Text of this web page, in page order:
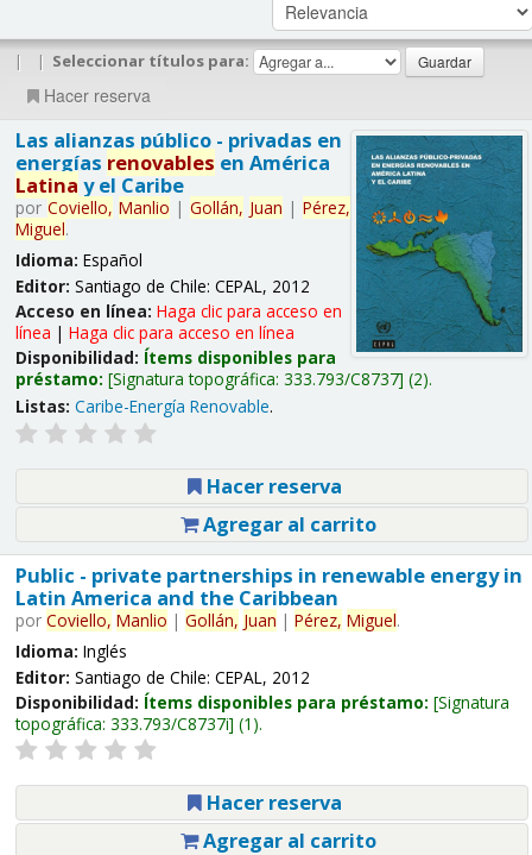
| | Seleccionar títulos para:
Hacer reserva
Las alianzas público - privadas en
energías renovables en América
Latina y el Caribe
por Coviello, Manlio | Gollán, Juan | Pérez,
Miguel.
Idioma: Español
Editor: Santiago de Chile: CEPAL, 2012
Acceso en línea: Haga clic para acceso en
línea | Haga clic para acceso en línea
Disponibilidad: Ítems disponibles para
préstamo: Signatura topográfica: 333.793/C8737 (2).
Listas: Caribe-Energía Renovable.
Hacer reserva
Agregar al carrito
Public - private partnerships in renewable energy in
Latin America and the Caribbean
por Coviello, Manlio | Gollán, Juan | Pérez, Miguel.
Idioma: Inglés
Editor: Santiago de Chile: CEPAL, 2012
Disponibilidad: Ítems disponibles para préstamo: Signatura
topográfica: 333.793/C8737i (1).
Hacer reserva
Agregar al carrito